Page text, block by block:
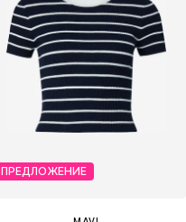
ПРЕДЛОЖЕНИЕ